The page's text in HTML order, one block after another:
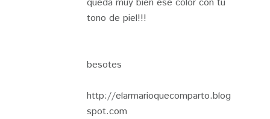
tono de piel!!!
besotes
http://elarmarioquecomparto.blog
spot.com